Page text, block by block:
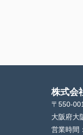
株式会
〒550-
大阪府大
営業時間：